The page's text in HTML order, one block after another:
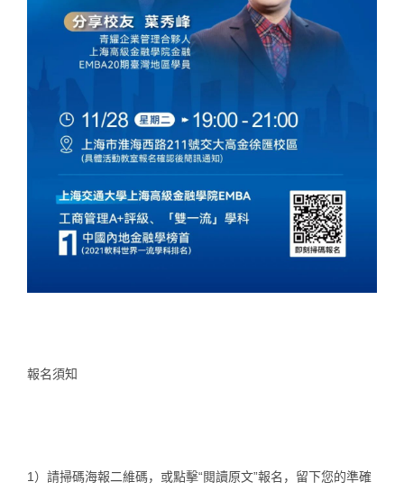
報名須知
1）請掃碼海報二維碼，或點擊“閱讀原文”報名，留下您的準確